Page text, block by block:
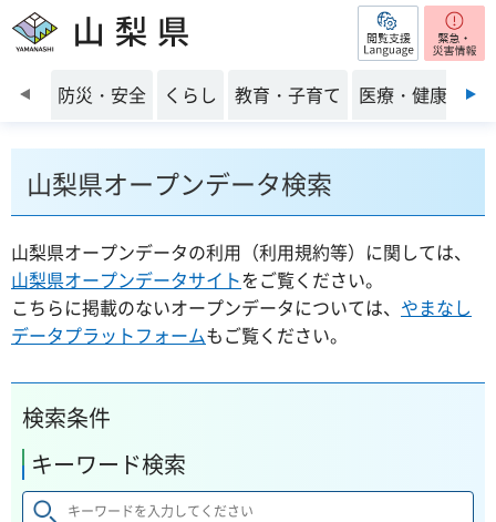
山梨県 閲覧支援
前のスライドを表示
防災・安全 くらし 教育・子育て 医療・健康・福
山梨県オープンデータ検索
山梨県オープンデータの利用（利用規約等）に関しては、
山梨県オープンデータサイトをご覧ください。
こちらに掲載のないオープンデータについては、 やまなし
データプラットフォームもご覧ください。
検索条件
キーワード検索